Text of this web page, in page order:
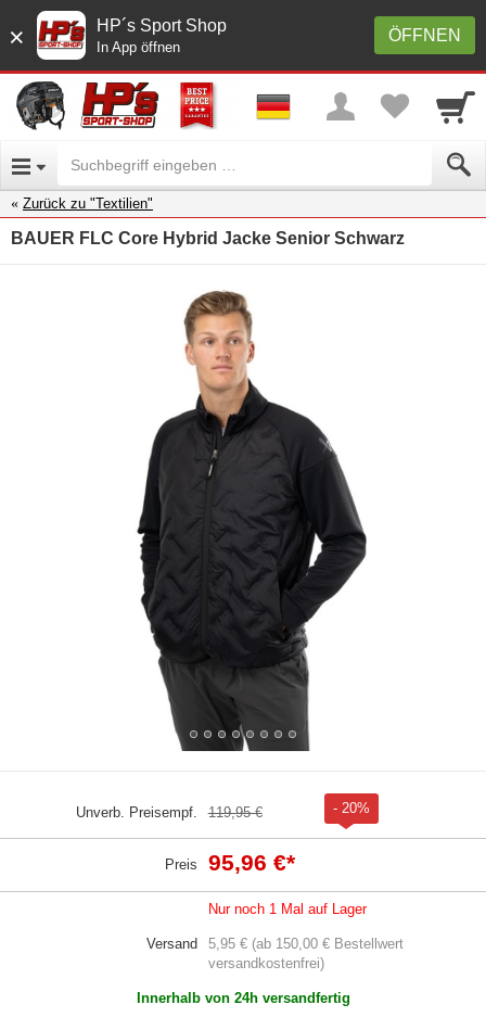
× ÖFFNEN
HP´s Sport Shop
In App öffnen
Zurück zu "Textilien"
BAUER FLC Core Hybrid Jacke Senior Schwarz
Unverb. Preisempf. 119,95 € - 20%
Preis 95,96 €*
Nur noch 1 Mal auf Lager
Versand
5,95 € (ab 150,00 € Bestellwert
versandkostenfrei)
Innerhalb von 24h versandfertig